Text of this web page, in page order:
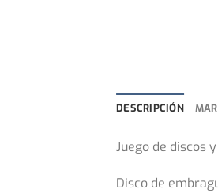
DESCRIPCIÓN
Juego de discos
Disco de